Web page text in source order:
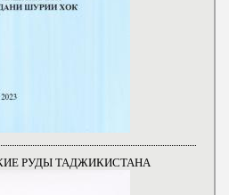
РУДЫ ТАДЖИКИСТАНА